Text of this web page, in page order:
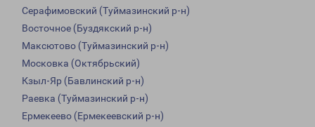
Серафимовский (Туймазинский р-н)
Восточное (Буздякский р-н)
Максютово (Туймазинский р-н)
Московка (Октябрьский)
Кзыл-Яр (Бавлинский р-н)
Раевка (Туймазинский р-н)
Ермекеево (Ермекеевский р-н)